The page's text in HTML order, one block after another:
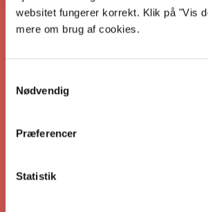
websitet fungerer korrekt. Klik på "Vis
mere om brug af cookies.
Nødvendig
Præferencer
Statistik
Religion C
Geografi C